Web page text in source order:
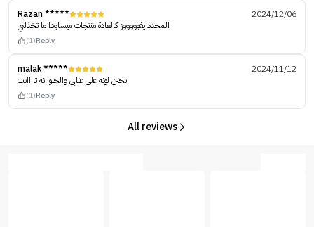
Razan *****
2024/12/06
المحدد يفوووووز كالعادة منتجات ميساودا ما تخذلني
(1)Reply
malak *****
2024/11/12
يجنن لونه على عنابي والحلو انه ثاااابت
(1)Reply
All reviews